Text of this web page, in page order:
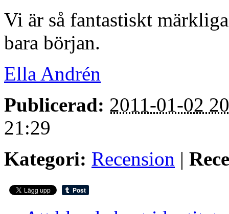
Vi är så fantastiskt
bara början.
Ella Andrén
Publicerad: 2011-01-02
21:29
Kategori: Recension |